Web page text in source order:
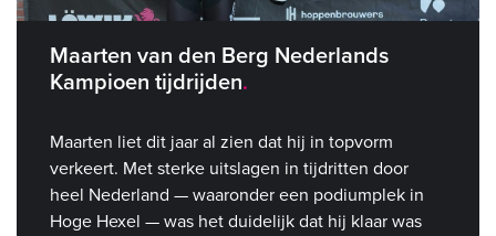
Maarten van den Berg Nederlands
Kampioen tijdrijden
Maarten liet dit jaar al zien dat hij in topvorm
verkeert. Met sterke uitslagen in tijdritten door
heel Nederland — waaronder een podiumplek in
Hoge Hexel — was het duidelijk dat hij klaar was